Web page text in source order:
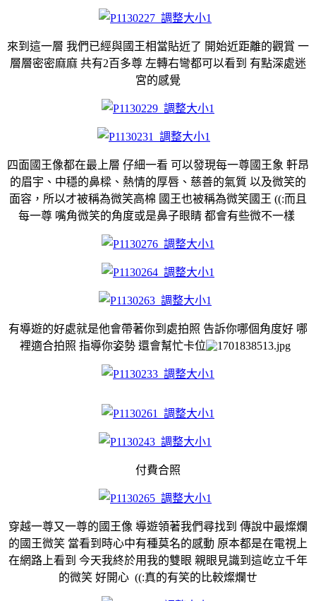
來到這一層 我們已經與國王相當貼近了 開始近距離的觀賞 一
層層密密麻麻 共有2百多尊 左轉右彎都可以看到 有點深處迷
宮的感覺
四面國王像都在最上層 仔細一看 可以發現每一尊國王象 軒昂
的眉宇、中穩的鼻樑、熱情的厚唇、慈善的氣質 以及微笑的
面容 ，所以才被稱為微笑高棉 國王也被稱為微笑國王 ((:而且
每一尊 嘴角微笑的角度或是鼻子眼睛 都會有些微不一樣
有導遊的好處就是他會帶著你到處拍照 告訴你哪個角度好 哪
裡適合拍照 指導你姿勢 還會幫忙卡位
付費合照
穿越一尊又一尊的國王像 導遊領著我們尋找到 傳說中最燦爛
的國王微笑 當看到時心中有種莫名的感動 原本都是在電視上
在網路上看到 今天我終於用我的雙眼 親眼見識到這屹立千年
的微笑 好開心 ((:真的有笑的比較燦爛ㄝ